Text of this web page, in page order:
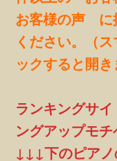
お客様の声 に
ください。（
ックすると開き
ランキングサ
ングアップモ
↓↓↓下のピアノ